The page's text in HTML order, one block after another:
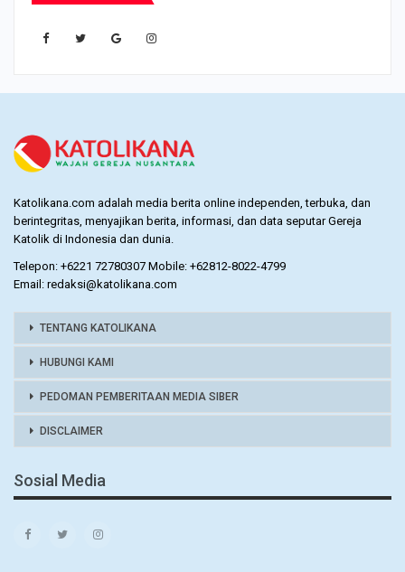
Katolikana.com adalah media berita online independen, terbuka, dan
berintegritas, menyajikan berita, informasi, dan data seputar Gereja
Katolik di Indonesia dan dunia.
Telepon: +6221 72780307 Mobile: +62812-8022-4799
Email: redaksi@katolikana.com
TENTANG KATOLIKANA
HUBUNGI KAMI
PEDOMAN PEMBERITAAN MEDIA SIBER
DISCLAIMER
Sosial Media